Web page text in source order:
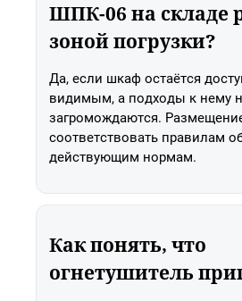
ШПК-06 на складе
зоной погрузки?
Да, если шкаф остаётся
видимым, а подходы к нему
загромождаются.
соответствовать правилам
действующим нормам.
Как понять, что
огнетушитель